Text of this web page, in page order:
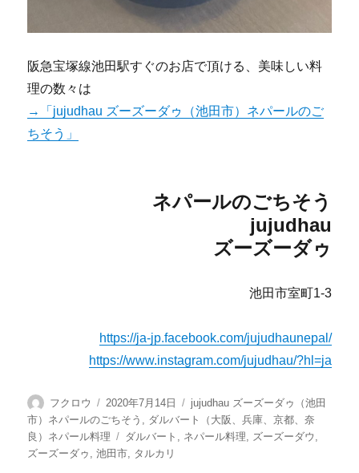
阪急宝塚線池田駅すぐのお店で頂ける、美味しい料
理の数々は
→「jujudhau ズーズーダゥ（池田市）ネパールのご
ちそう」
ネパールのごちそう
jujudhau
ズーズーダゥ
池田市室町1-3
https://ja-jp.facebook.com/jujudhaunepal/
https://www.instagram.com/jujudhau/?hl=ja
投
稿
者
フクロウ
投
稿
日:
2020年7月14日
カ
テ
ゴ
jujudhau ズーズーダゥ（池田
市）ネパールのごちそう
ダルバート（大阪、兵庫、京都、奈
良）ネパール料理
タ
グ
ダルバート ネパール料理 ズーズーダウ
ズーズーダゥ
,池田市 タルカリ